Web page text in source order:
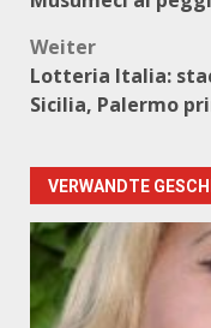
Weiter
Lotteria Italia:
Sicilia, Palermo
VERWANDTE